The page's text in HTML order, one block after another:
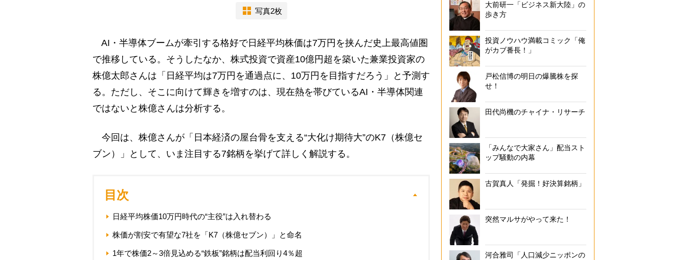
写真2枚
AI・半導体ブームが牽引する格好で日経平均株価は7万円を挟んだ史上最高値圏
で推移している。そうしたなか、株式投資で資産10億円超を築いた兼業投資家の
株億太郎さんは「日経平均は7万円を通過点に、10万円を目指すだろう」と予測す
る。ただし、そこに向けて輝きを増すのは、現在熱を帯びているAI・半導体関連
ではないと株億さんは分析する。
今回は、株億さんが「日本経済の屋台骨を支える“大化け期待大”のK7（株億セ
ブン）」として、いま注目する7銘柄を挙げて詳しく解説する。
目次
日経平均株価10万円時代の“主役”は入れ替わる
株価が割安で有望な7社を「K7（株億セブン）」と命名
1年で株価2～3倍見込める“鉄板”銘柄は配当利回り4％超
大前研一「ビジネス新大陸」の
歩き方
投資ノウハウ満載コミック「俺
がカブ番長！」
戸松信博の明日の爆騰株を探
せ！
田代尚機のチャイナ・リサーチ
「みんなで大家さん」配当スト
ップ騒動の内幕
古賀真人「発掘！好決算銘柄」
突然マルサがやって来た！
河合雅司「人口減少ニッポンの